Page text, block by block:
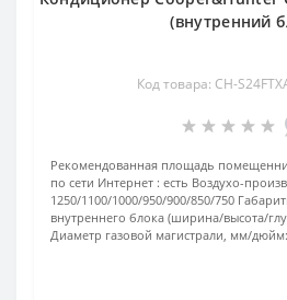
(внутренний
Код товара: CH-
Рекомендованная площадь
по сети Интернет : есть Воздухо-
1250/1100/1000/950/900/850/750
внутреннего блока (ширина/высота/
Диаметр газовой магистрали, мм/дюйм: